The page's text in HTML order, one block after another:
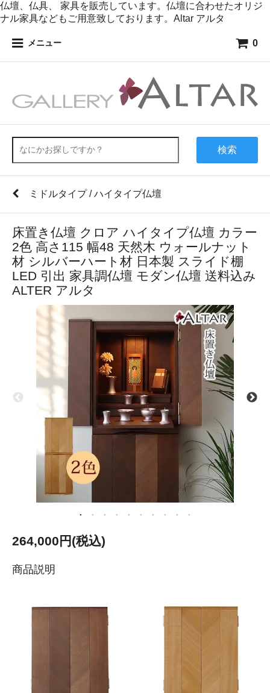
仏壇、仏具、 家具を販売しています。仏壇に合わせたオリジ
ナル家具などもご用意致しております。Altar アルタ
メニュー 0
検索
ミドルタイプ / ハイタイプ仏壇
床置き仏壇 クロア ハイタイプ仏壇 カラー
2色 高さ115 幅48 天然木 ウォールナット
材 シルバーハート材 日本製 スライド棚
LED 引出 家具調仏壇 モダン仏壇 送料込み
ALTER アルタ
264,000円(税込)
商品説明